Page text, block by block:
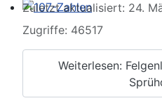
107-Zahlen
Zuletzt aktualisiert: 24.
Zugriffe: 46517
Weiterlesen: